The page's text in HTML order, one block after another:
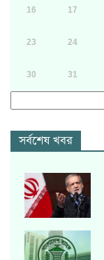
16 17
23 24
30 31
সর্বশেষ খবর